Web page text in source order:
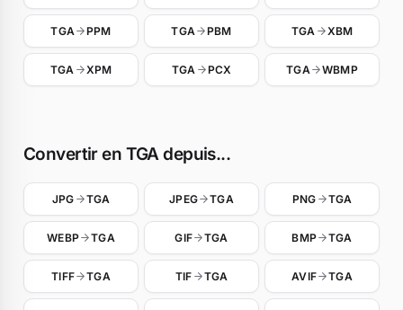
TGA PPM TGA PBM TGA XBM
TGA XPM TGA PCX TGA WBMP
Convertir en TGA depuis...
JPG TGA JPEG TGA PNG TGA
WEBP TGA GIF TGA BMP TGA
TIFF TGA TIF TGA AVIF TGA